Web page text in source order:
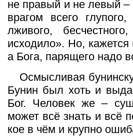
не правый и не левый
врагом всего
лживого,
исходило». Но, кажется
а Бога, парящего надо
Осмысливая
Бунин был хоть и
Бог. Человек же –
может всё знать и всё
кое в чём и крупно